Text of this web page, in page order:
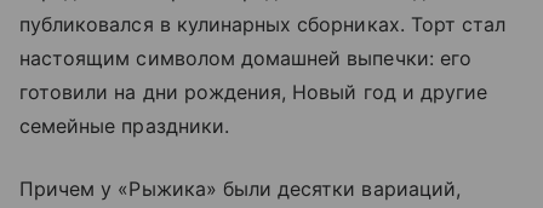
публиковался в кулинарных сборниках. Торт стал
настоящим символом домашней выпечки: его
готовили на дни рождения, Новый год и другие
семейные праздники.
Причем у «Рыжика» были десятки вариаций,